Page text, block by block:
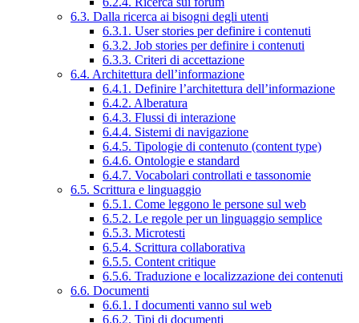
6.3. Dalla ricerca ai bisogni degli utenti
6.3.1. User stories per definire i contenuti
6.3.2. Job stories per definire i contenuti
6.3.3. Criteri di accettazione
6.4. Architettura dell’informazione
6.4.1. Definire l’architettura dell’informazione
6.4.2. Alberatura
6.4.3. Flussi di interazione
6.4.4. Sistemi di navigazione
6.4.5. Tipologie di contenuto (content type)
6.4.6. Ontologie e standard
6.4.7. Vocabolari controllati e tassonomie
6.5. Scrittura e linguaggio
6.5.1. Come leggono le persone sul web
6.5.2. Le regole per un linguaggio semplice
6.5.3. Microtesti
6.5.4. Scrittura collaborativa
6.5.5. Content critique
6.5.6. Traduzione e localizzazione dei contenuti
6.6. Documenti
6.6.1. I documenti vanno sul web
6.6.2. Tipi di documenti